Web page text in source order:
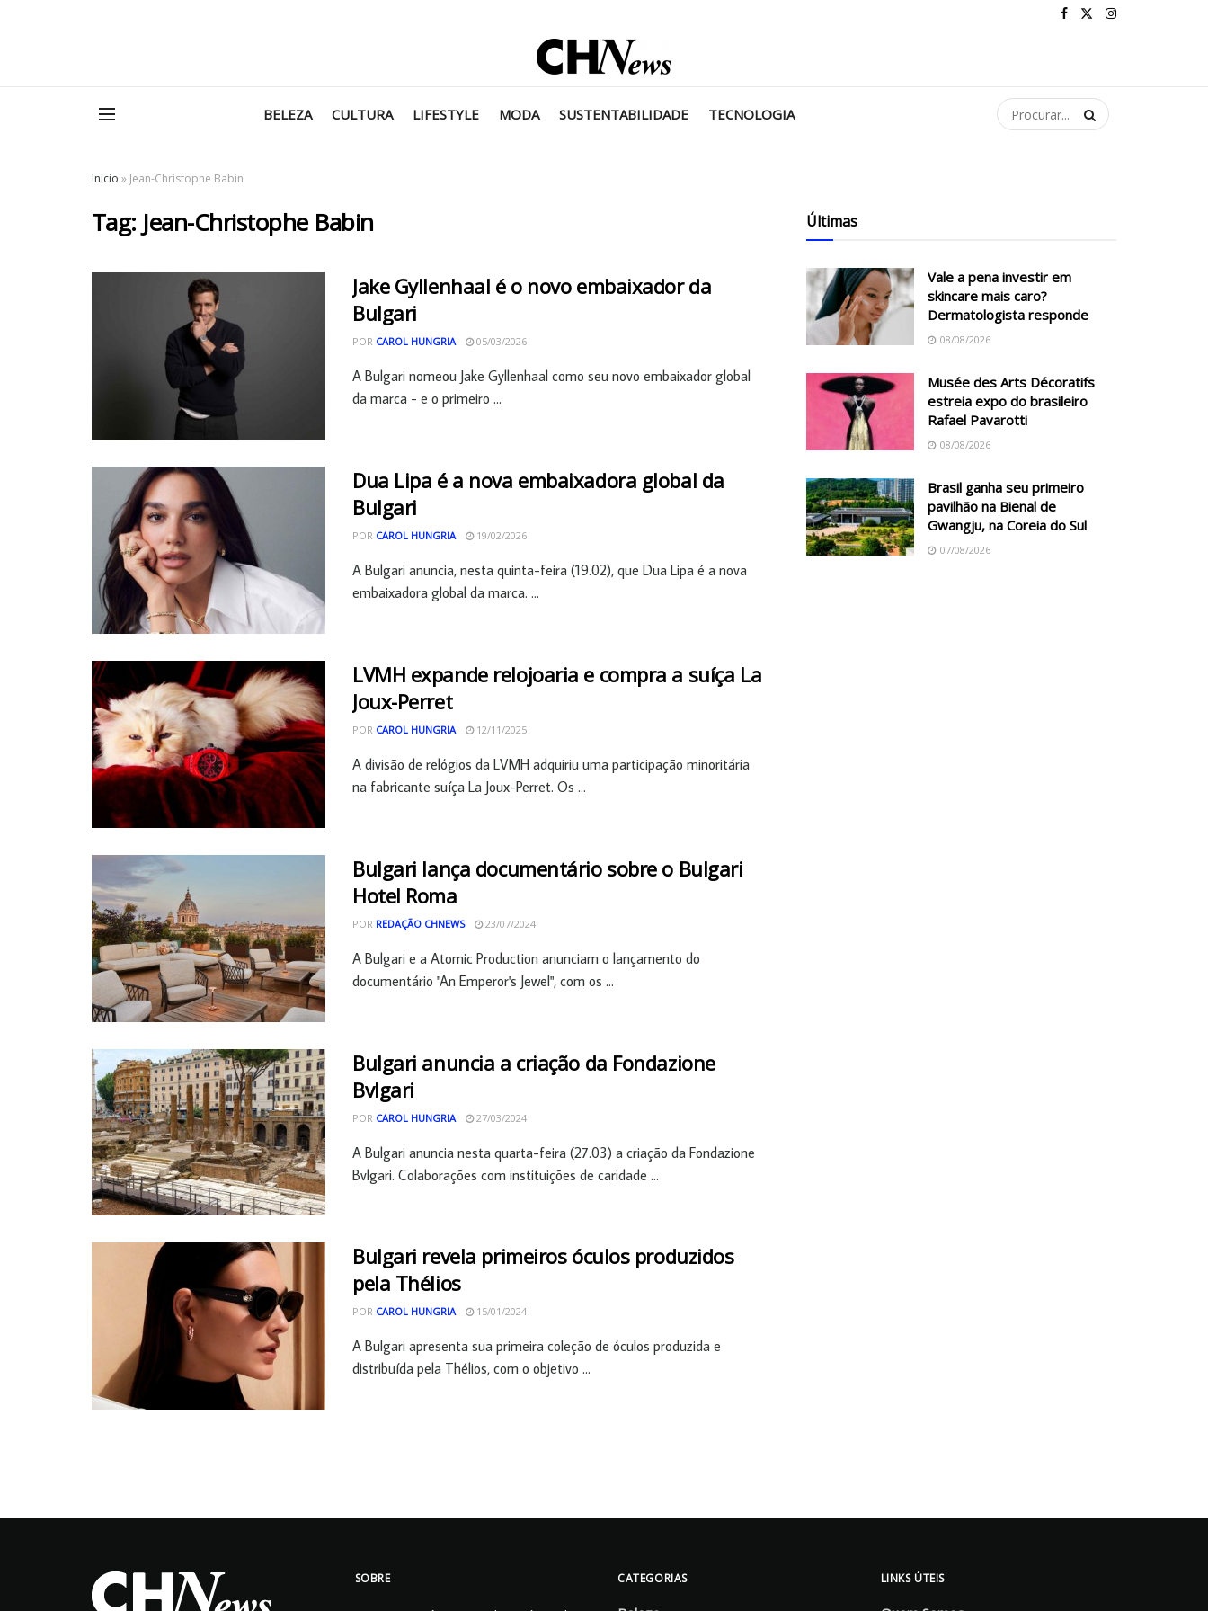
BELEZA CULTURA LIFESTYLE MODA SUSTENTABILIDADE TECNOLOGIA
Início » Jean-Christophe Babin
Tag: Jean-Christophe Babin
Jake Gyllenhaal é o novo embaixador da
Bulgari
POR CAROL HUNGRIA 05/03/2026
A Bulgari nomeou Jake Gyllenhaal como seu novo embaixador global
da marca - e o primeiro ...
Dua Lipa é a nova embaixadora global da
Bulgari
POR CAROL HUNGRIA 19/02/2026
A Bulgari anuncia, nesta quinta-feira (19.02), que Dua Lipa é a nova
embaixadora global da marca. ...
LVMH expande relojoaria e compra a suíça La
Joux-Perret
POR CAROL HUNGRIA 12/11/2025
A divisão de relógios da LVMH adquiriu uma participação minoritária
na fabricante suíça La Joux-Perret. Os ...
Bulgari lança documentário sobre o Bulgari
Hotel Roma
POR REDAÇÃO CHNEWS 23/07/2024
A Bulgari e a Atomic Production anunciam o lançamento do
documentário "An Emperor's Jewel", com os ...
Bulgari anuncia a criação da Fondazione
Bvlgari
POR CAROL HUNGRIA 27/03/2024
A Bulgari anuncia nesta quarta-feira (27.03) a criação da Fondazione
Bvlgari. Colaborações com instituições de caridade ...
Bulgari revela primeiros óculos produzidos
pela Thélios
POR CAROL HUNGRIA 15/01/2024
A Bulgari apresenta sua primeira coleção de óculos produzida e
distribuída pela Thélios, com o objetivo ...
Últimas
Vale a pena investir em
skincare mais caro?
Dermatologista responde
08/08/2026
Musée des Arts Décoratifs
estreia expo do brasileiro
Rafael Pavarotti
08/08/2026
Brasil ganha seu primeiro
pavilhão na Bienal de
Gwangju, na Coreia do Sul
07/08/2026
SOBRE CATEGORIAS LINKS ÚTEIS